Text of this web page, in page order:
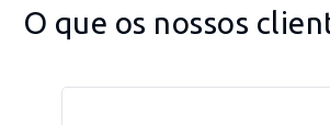
Peça uma demonstração
O que os nossos